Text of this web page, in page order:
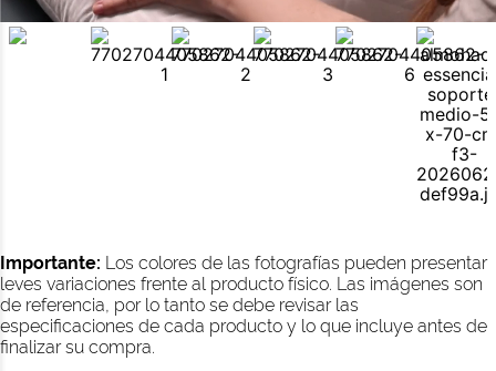
Importante: Los colores de las fotografías pueden presentar
leves variaciones frente al producto físico. Las imágenes son
de referencia, por lo tanto se debe revisar las
especificaciones de cada producto y lo que incluye antes de
finalizar su compra.